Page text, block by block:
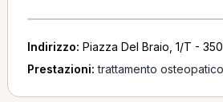
Indirizzo: Piazza Del Braio, 1/T -
Prestazioni:trattamento osteopatico